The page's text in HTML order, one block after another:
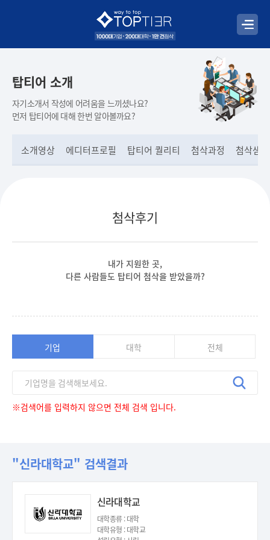
탑티어 소개
자기소개서 작성에 어려움을 느끼셨나요?
먼저 탑티어에 대해 한번 알아볼까요?
소개영상 에디터프로필 탑티어 퀄리티 첨삭과정 첨삭샘플
첨삭후기
내가 지원한 곳,
다른 사람들도 탑티어 첨삭을 받았을까?
기업 대학 전체
※검색어를 입력하지 않으면 전체 검색 입니다.
"신라대학교" 검색결과
신라대학교
대학종류 : 대학
대학유형 : 대학교